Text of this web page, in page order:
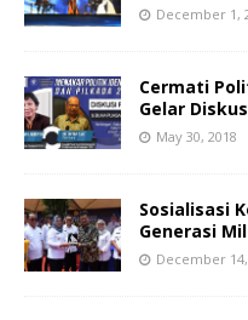
December 1,
Cermati
Gelar
May 30, 2018
Sosialisasi
Generasi
December 14,